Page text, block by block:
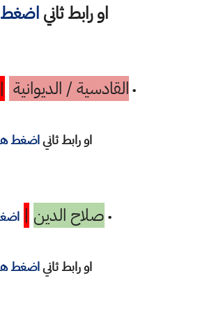
او رابط ثانياضغط
• القادسية / الديوانية |
او رابط ثانياضغط
• صلاح الدين |
او رابط ثانياضغط